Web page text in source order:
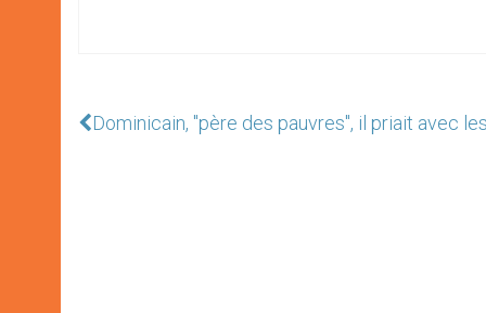
Dominicain, "père des pauvres", il priait avec